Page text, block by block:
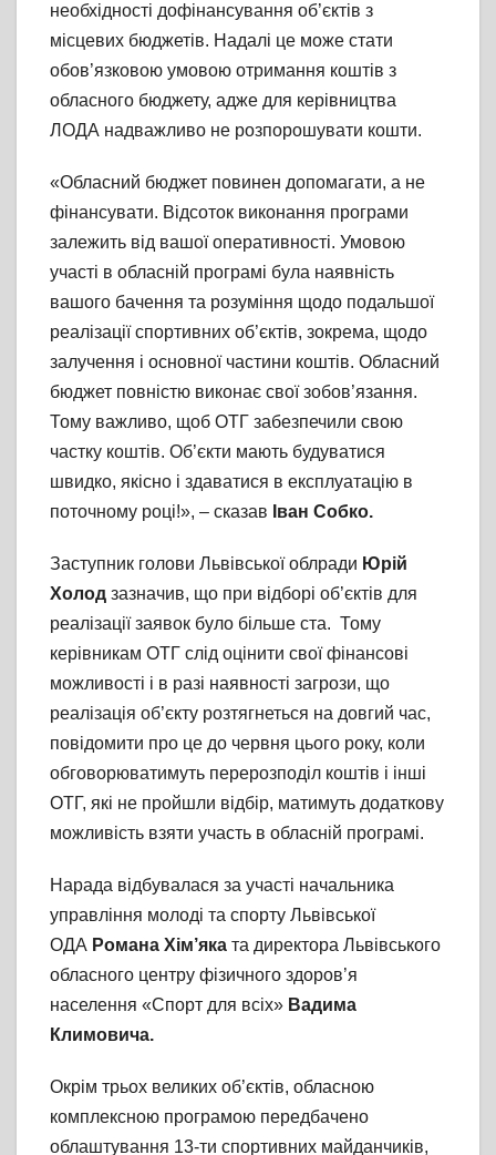
необхідності дофінансування об’єктів з
місцевих бюджетів. Надалі це може стати
обов’язковою умовою отримання коштів з
обласного бюджету, адже для керівництва
ЛОДА надважливо не розпорошувати кошти.
«Обласний бюджет повинен допомагати, а не
фінансувати. Відсоток виконання програми
залежить від вашої оперативності. Умовою
участі в обласній програмі була наявність
вашого бачення та розуміння щодо подальшої
реалізації спортивних об’єктів, зокрема, щодо
залучення і основної частини коштів. Обласний
бюджет повністю виконає свої зобов’язання.
Тому важливо, щоб ОТГ забезпечили свою
частку коштів. Об’єкти мають будуватися
швидко, якісно і здаватися в експлуатацію в
поточному році!», – сказав Іван Собко.
Заступник голови Львівської облради Юрій
Холод зазначив, що при відборі об’єктів для
реалізації заявок було більше ста. Тому
керівникам ОТГ слід оцінити свої фінансові
можливості і в разі наявності загрози, що
реалізація об’єкту розтягнеться на довгий час,
повідомити про це до червня цього року, коли
обговорюватимуть перерозподіл коштів і інші
ОТГ, які не пройшли відбір, матимуть додаткову
можливість взяти участь в обласній програмі.
Нарада відбувалася за участі начальника
управління молоді та спорту Львівської
ОДА Романа Хім’яка та директора Львівського
обласного центру фізичного здоров’я
населення «Спорт для всіх» Вадима
Климовича.
Окрім трьох великих об’єктів, обласною
комплексною програмою передбачено
облаштування 13-ти спортивних майданчиків,